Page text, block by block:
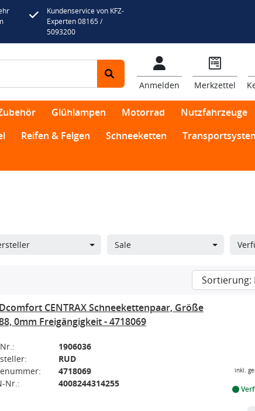
Kundenservice von KFZ-
Experten 08165 /
5093200
Anmelden Merkzettel
Glühlampen Motorrad
Nutzfahrzeuge
Reifen & Felgen Schneeketten
Sale
CENTRAX Schneekettenpaar, Größe
0mm Freigängigkeit - 4718069
1906036
RUD
4718069
Nr.:
4008244314255
inkl.